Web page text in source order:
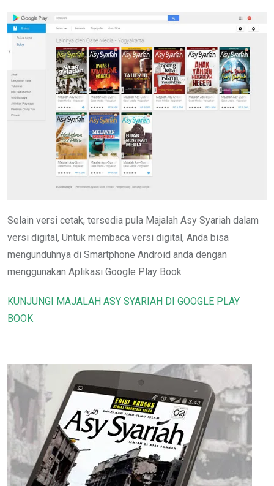
Selain versi cetak, tersedia pula Majalah Asy Syariah dalam
versi digital, Untuk membaca versi digital, Anda bisa
mengunduhnya di Smartphone Android anda dengan
menggunakan Aplikasi Google Play Book
KUNJUNGI MAJALAH ASY SYARIAH DI GOOGLE PLAY
BOOK